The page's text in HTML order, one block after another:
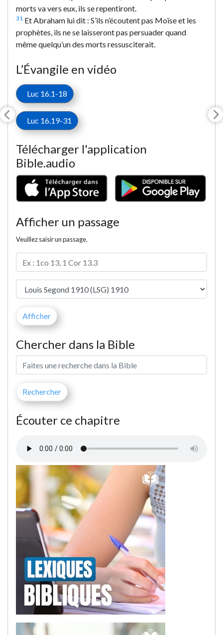
morts va vers eux, ils se repentiront.
31 Et Abraham lui dit : S’ils n’écoutent pas Moïse et les
prophètes, ils ne se laisseront pas persuader quand
même quelqu’un des morts ressusciterait.
L’Évangile en vidéo
Luc 16.1-18
Luc 16.19-31
Télécharger l'application
Bible.audio
Afficher un passage
Veuillez saisir un passage.
Chercher dans la Bible
Écouter ce chapitre